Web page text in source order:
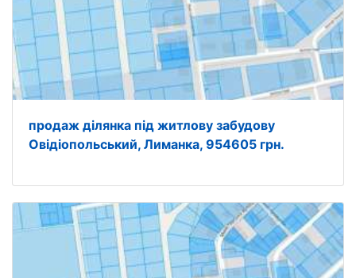
продаж ділянка під житлову забудову
Овідіопольський, Лиманка, 954605 грн.